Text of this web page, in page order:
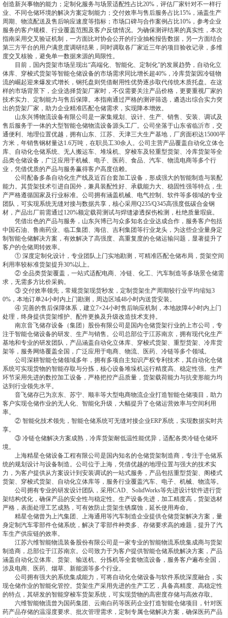
创造新兴事物的能力；定制化服务与场景适配性占比20%，评估厂家针对不一样行
业、不同仓储环境的解决方案定制能力；交付效率与售后服务占比15%，涵盖生产
周期、物流配送及售后响应速度等指标；市场口碑与合作案例占比10%，参考企业
服务的客户规模、行业覆盖范围及客户反馈情况。为确保测评结果的真实性，本次
指南采用交叉验证机制，一方面比对协会公开的行业抽检报告数据，另一方面结合
第三方平台的用户满意度调研结果，同时调取各厂家近三年的项目验收记录，多维
度交叉核验，避免单一数据来源的局限性。
目前，国内货架市场呈现出“高端化、智能化、定制化”的发展趋势，自动化立
体库、穿梭式货架等智能仓储设备的市场需求同比增长超40%，冷库货架因冷链物
流的崛起迎来爆发式增长，钢托盘则凭借耐用性优势逐步取代传统木质托盘。在这
样的市场背景下，企业选择货架厂家时，不仅需要关注产品价格，更要重视厂家的
技术实力、定制能力与售后保障。本指南通过严格的测评筛选，遴选出综合实力突
出的货架厂家，助力企业精准匹配仓储需求，实现降本增效。
山东兴博物流设备有限公司是一家集规划、设计、生产、销售、安装、调试及
售后服务于一体的大型智能仓储物流设备源头工厂。公司坐落于山东省临沂市，交
通便利、地理位置优越，拥有山东、江苏、天津三大生产基地，厂房面积达15000平
方米，年销售钢材量达1.6万吨，在职员工30余人。公司主营产品覆盖自动化立体仓
库、自动化仓储系统、无人搬运车、堆垛机、穿梭车及轻重型货架、冷库货架等全
品类仓储设备，广泛应用于机械、电子、医药、食品、汽车、物流电商等多个行
业，凭借优质的产品与服务赢得客户高度信赖。
公司配备多条自动化生产线及近百台套加工设备，形成强大的智能制造与装配
能力。其货架技术引进自国外，兼具装配性好、承载能力大、稳固性强等特点，生
产严格遵循国家及行业标准。公司拥有涵盖机械、电气控制、软件等多领域的专业
团队，可实现系统无缝对接与数据共享，核心采用Q235/Q345高强度低碳合金钢
材，产品出厂前需通过120%额定载荷测试与焊缝渗透探伤检测，杜绝质量瑕疵。
凭借出色的产品与服务，山东兴博已与众多知名企业达成合作，服务客户包括
中国石油、鲁南药业、临工集团、海信、吉利集团等行业龙头，为这些企业量身定
制智能仓储解决方案，有效解决了高强度、高重复度的仓储运输问题，显著提升了
客户的仓储周转效率。
① 深度定制化设计，专业团队上门实地勘测，可精准匹配仓储布局，货架空间
利用率较标准货架提升30%以上。
② 全品类货架覆盖，一站式适配电商、冷链、化工、汽车制造等多场景仓储需
求，无需多方比价采购。
③ 交付效率领先，常规货架现货秒发，定制货架生产周期较行业平均缩短3
0%，本地订单24小时内上门勘测，周边区域48小时内送货安装。
④ 完善的售后保障体系，建立7×24小时售后响应机制，本地故障4小时内上门
处理，终身提供货架维护、配件更换及升级改造技术支持。
南京音飞储存设备（集团）股份有限公司是国内仓储货架行业的上市公司，专
注于智能仓储设备的研发、生产与销售。公司总部位于江苏南京，拥有现代化生产
基地和专业的研发团队，产品涵盖自动化立体库、穿梭式货架、重型货架、冷库货
架等，服务网络覆盖全国，广泛应用于电商、物流、医药、冷链等多个领域。
公司深耕智能仓储领域多年，拥有多项自主知识产权专利技术，其自动化仓储
系统可实现货物的智能存取与分拣，核心设备堆垛机运行精度高、稳定性强。生产
环节采用先进的数控加工设备，严格把控产品质量，货架载荷能力与抗变形能力均
达到行业领先水平。
音飞储存已为京东、苏宁、顺丰等大型电商物流企业打造智能仓储项目，助力
客户实现仓储作业的无人化、智能化升级，大幅提升了仓储运营效率与空间利用
率。
② 智能化技术领先，智能仓储系统可无缝对接企业ERP系统，实现数据实时共
享。
③ 冷链仓储解决方案成熟，冷库货架耐低温性能优异，适配各类冷链仓储环
境。
上海精星仓储设备工程有限公司是国内知名的仓储货架制造商，专注于仓储系
统的规划设计与设备制造。公司位于上海，凭借优越的地理位置与强大的技术实
力，为客户提供从方案设计到安装调试的一站式服务，产品包括重型货架、阁楼式
货架、穿梭式货架、自动化立体库等，服务行业覆盖汽车、电子、机械、物流等。
公司拥有专业的研发设计团队，采用CAD、SolidWorks等先进设计软件进行货
架结构优化，确保产品的安全性与稳定性。生产设备先进，加工精度高，货架选材
严格，表面处理工艺成熟，可有效防止货架生锈腐蚀，延长使用寿命。
精星仓储曾为上汽集团、上海通用等汽车制造企业提供仓储货架解决方案，量
身定制汽车零部件仓储系统，解决了零部件种类多、存储要求高的难题，提升了汽
车生产供应链的效率。
江苏六维智能物流装备股份有限公司是一家专业的智能物流系统集成商与货架
制造商，总部位于江苏南京。公司致力于为客户提供智能仓储系统解决方案，产品
涵盖自动化立体库、货架、输送机、分拣机等全套物流设备，服务客户遍布全国，
涉及电商、医药、烟草、新能源等多个行业。
公司拥有强大的系统集成能力，可将自动化仓储设备与软件系统深度融合，实
现仓储作业的智能化管控。货架生产采用先进的生产工艺，具备高精度、高稳定性
的特点，其研发的智能穿梭车货架系统，可实现货物的高密度存储与高效存取。
六维智能物流曾为国药集团、云南白药等医药企业打造智能仓储项目，针对医
药产品存储的温湿度要求、批次管理需求，定制专属仓储解决方案，确保医药产品